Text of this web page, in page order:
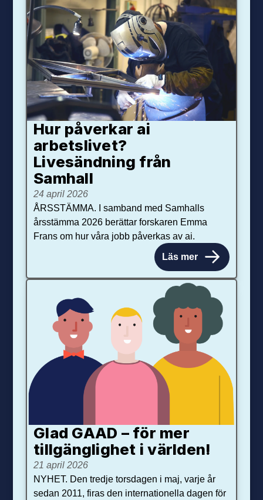
Hur påverkar ai
arbetslivet?
Livesändning från
Samhall
24 april 2026
ÅRSSTÄMMA. I samband med Samhalls
årsstämma 2026 berättar forskaren Emma
Frans om hur våra jobb påverkas av ai.
Läs mer
Glad GAAD – för mer
tillgänglighet i världen!
21 april 2026
NYHET. Den tredje torsdagen i maj, varje år
sedan 2011, firas den internationella dagen för